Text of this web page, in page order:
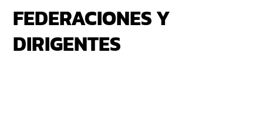
FEDERACIONES Y
DIRIGENTES